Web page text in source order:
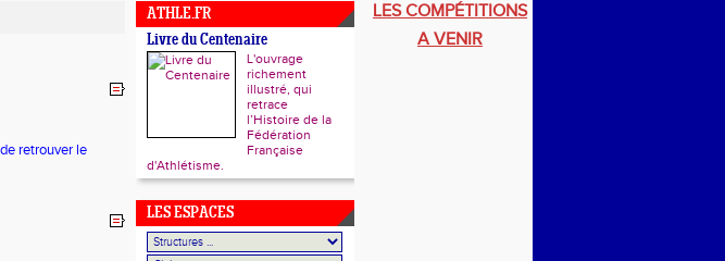
retrouver le
ATHLE.FR
Livre du Centenaire
L'ouvrage
richement
illustré, qui
retrace
l’Histoire de la
Fédération
Française
d'Athlétisme.
LES ESPACES
LES COMPÉTITIONS
A VENIR